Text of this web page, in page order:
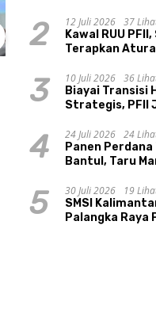
Biayai Transisi Hijau dan
Proyek Strategis, PFII
Kunci Kedaulatan
Desa
2 12 Juli 2026
37
Kawal RUU
Terapkan
3 10 Juli 2026
36
Biayai Transisi
Strategis, PFII
4 24 Juli 2026
24
Panen
Bantul, Taru
5 30 Juli 2026
19
SMSI
Palangka